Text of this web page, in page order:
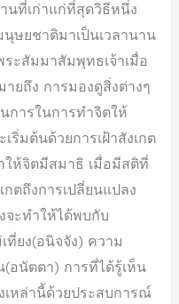
นที่เก่าแก่ที่สุดวิธีหนึ่ง
ษยชาติมาเป็นเวลานาน
ะสัมมาสัมพุทธเจ้าเมื่อ
ายถึง การมองดูสิ่งต่างๆ
การในการทำจิตให้
ริ่มต้นด้วยการเฝ้าสังเกต
ให้จิตมีสมาธิ เมื่อมีสติที่
กตถึงการเปลี่ยนแปลง
จะทำให้ได้พบกับ
ที่ยง(อนิจจัง) ความ
อนัตตา) การที่ได้รู้เห็น
เหล่านี้ด้วยประสบการณ์